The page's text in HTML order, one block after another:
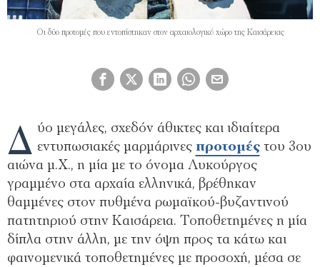
Οι δύο προτομές που εντοπίστηκαν στον αρχαιολογικό χώρο της Καισάρειας
Δ ύο μεγάλες, σχεδόν άθικτες και ιδιαίτερα
εντυπωσιακές μαρμάρινες προτομέςτου 3ου
αιώνα μ.Χ., η μία με το όνομα Λυκούργος
γραμμένο στα αρχαία ελληνικά, βρέθηκαν
θαμμένες στον πυθμένα ρωμαϊκού-βυζαντινού
πατητηριού στην Καισάρεια. Τοποθετημένες η μία
δίπλα στην άλλη, με την όψη προς τα κάτω και
φαινομενικά τοποθετημένες με προσοχή, μέσα σε